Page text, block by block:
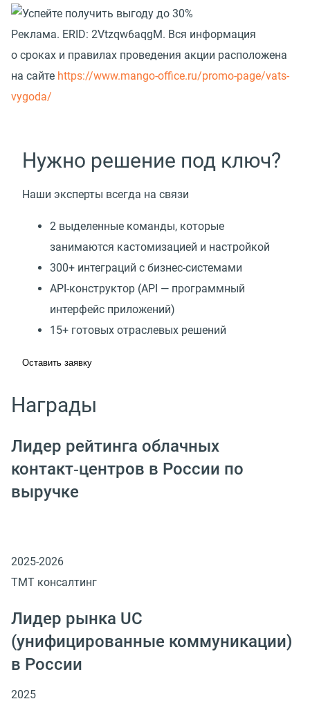
Реклама. ERID: 2Vtzqw6aqgM. Вся информация
о сроках и правилах проведения акции расположена
на сайте https://www.mango-office.ru/promo-page/vats-
vygoda/
Нужно решение под ключ?
Наши эксперты всегда на связи
2 выделенные команды, которые
занимаются кастомизацией и настройкой
300+ интеграций с бизнес-системами
API-конструктор (API — программный
интерфейс приложений)
15+ готовых отраслевых решений
Оставить заявку
Награды
Лидер рейтинга облачных
контакт‑центров в России по
выручке
2025-2026
ТМТ консалтинг
Лидер рынка UC
(унифицированные коммуникации)
в России
2025